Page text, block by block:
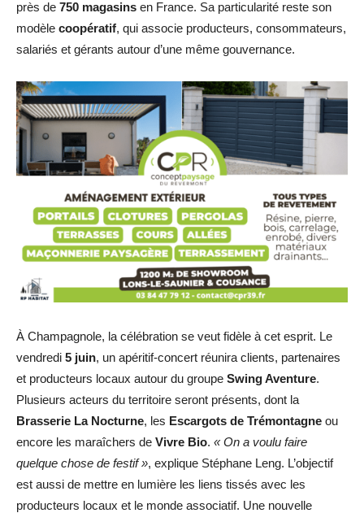
près de 750 magasins en France. Sa particularité reste son
modèle coopératif, qui associe producteurs, consommateurs,
salariés et gérants autour d’une même gouvernance.
À Champagnole, la célébration se veut fidèle à cet esprit. Le
vendredi 5 juin, un apéritif-concert réunira clients, partenaires
et producteurs locaux autour du groupe Swing Aventure.
Plusieurs acteurs du territoire seront présents, dont la
Brasserie La Nocturne, les Escargots de Trémontagne ou
encore les maraîchers de Vivre Bio. « On a voulu faire
quelque chose de festif », explique Stéphane Leng. L’objectif
est aussi de mettre en lumière les liens tissés avec les
producteurs locaux et le monde associatif. Une nouvelle